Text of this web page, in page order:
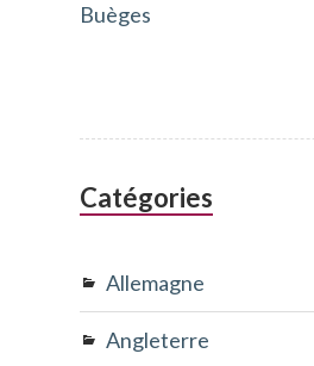
Buèges
Catégories
Allemagne
Angleterre